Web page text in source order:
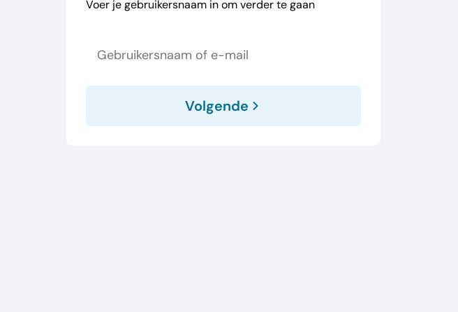
Voer je gebruikersnaam in om verder te gaan
Volgende